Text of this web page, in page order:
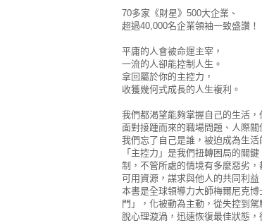
70多家《財星》500大企業、
超過40,000名企業領袖一致盛讚！
平庸的人會被命運主宰，
一流的人卻能控制人生。
拿回屬於你的主控力，
收獲幾何式成長的人生複利。
我們都渴望能夠掌握自己的生活，
面對接踵而來的職場問題、人際
我們忘了自己是誰，被迫成為生活
「主控力」是我們扭轉困局的關
制，不管所處的情境有多麼惡劣
可用資源，謀求與他人的共同利益
本書是全球領導力大師梅爾尼克
門」，化被動為主動，從失控到
脫心理漩渦，迅速恢復最佳狀態